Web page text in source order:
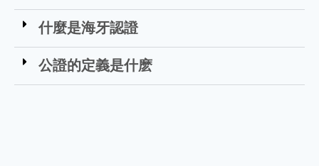
什麼是海牙認證
公證的定義是什麽